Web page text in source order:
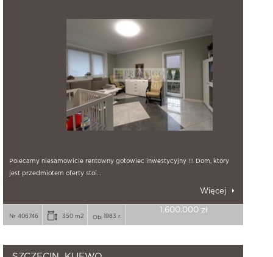
Polecamy niesamowicie rentowny gotowiec inwestycyjny !!! Dom, który
jest przedmiotem oferty stoi…
Więcej
Nr 406746 350 m2 1983 r.
1.600.000 zł